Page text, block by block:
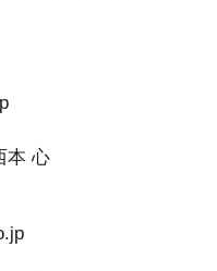
本 心